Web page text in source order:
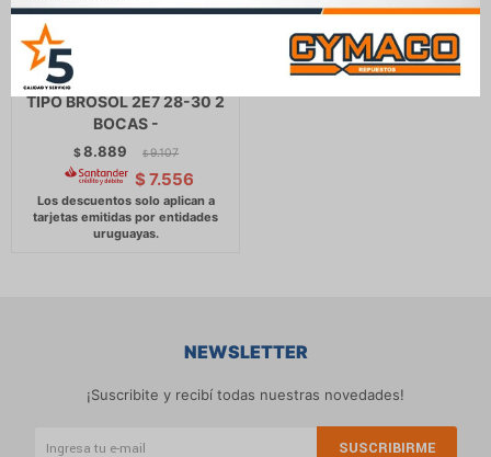
CARBURADOR
VOLKSWAGEN GOL 1.8 1.6
TIPO BROSOL 2E7 28-30 2
BOCAS -
$8.889 $ 9.107
$ 7.556
NEWSLETTER
¡Suscribite y recibí todas nuestras novedades!
SUSCRIBIRME